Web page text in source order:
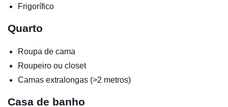
Frigorífico
Quarto
Roupa de cama
Roupeiro ou closet
Camas extralongas (>2 metros)
Casa de banho